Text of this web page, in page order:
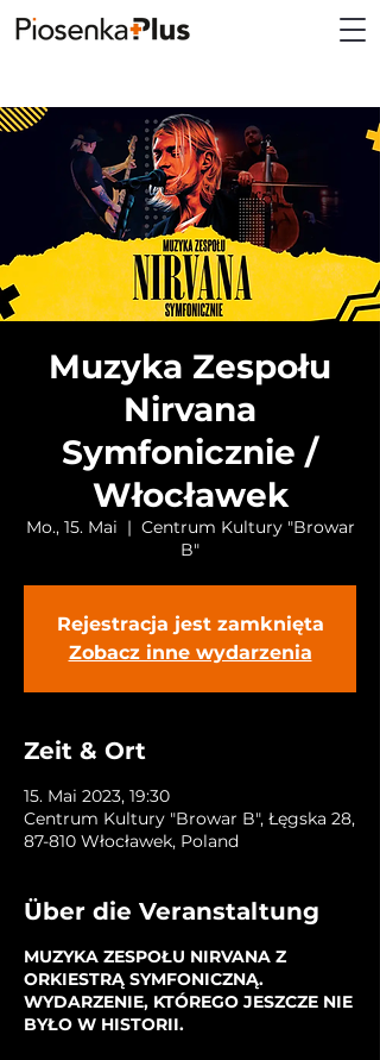
Muzyka Zespołu
Nirvana
Symfonicznie /
Włocławek
Mo., 15. Mai
  |
Centrum Kultury "Browar
B"
Rejestracja jest zamknięta
Zobacz inne wydarzenia
Zeit & Ort
15. Mai 2023, 19:30
Centrum Kultury "Browar B", Łęgska 28,
87-810 Włocławek, Poland
Über die Veranstaltung
MUZYKA ZESPOŁU NIRVANA Z
ORKIESTRĄ SYMFONICZNĄ.
WYDARZENIE, KTÓREGO JESZCZE NIE
BYŁO W HISTORII.